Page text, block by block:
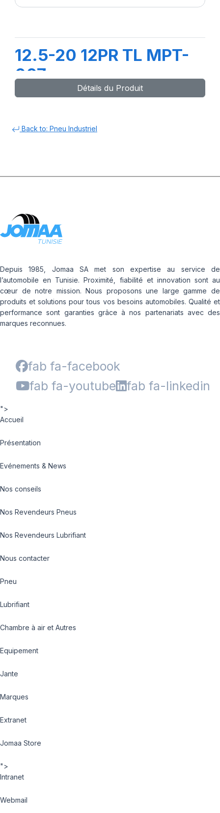
12.5-20 12PR TL MPT-
007
Détails du Produit
Back to: Pneu Industriel
Depuis 1985, Jomaa SA met son expertise au service de
l’automobile en Tunisie. Proximité, fiabilité et innovation sont au
cœur de notre mission. Nous proposons une large gamme de
produits et solutions pour tous vos besoins automobiles. Qualité et
performance sont garanties grâce à nos partenariats avec des
marques reconnues.
fab fa-facebook
fab fa-youtube
fab fa-linkedin
">
Accueil
Présentation
Evénements & News
Nos conseils
Nos Revendeurs Pneus
Nos Revendeurs Lubrifiant
Nous contacter
Pneu
Lubrifiant
Chambre à air et Autres
Equipement
Jante
Marques
Extranet
Jomaa Store
">
Intranet
Webmail